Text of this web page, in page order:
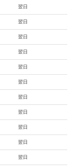
翌日
翌日
翌日
翌日
翌日
翌日
翌日
翌日
翌日
翌日
翌日